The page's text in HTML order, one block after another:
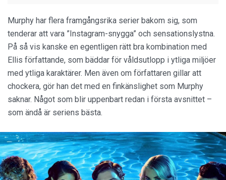
Murphy har flera framgångsrika serier bakom sig, som
tenderar att vara ”Instagram-snygga” och sensationslystna.
På så vis kanske en egentligen rätt bra kombination med
Ellis författande, som bäddar för våldsutlopp i ytliga miljöer
med ytliga karaktärer. Men även om författaren gillar att
chockera, gör han det med en finkänslighet som Murphy
saknar. Något som blir uppenbart redan i första avsnittet –
som ändå är seriens bästa.